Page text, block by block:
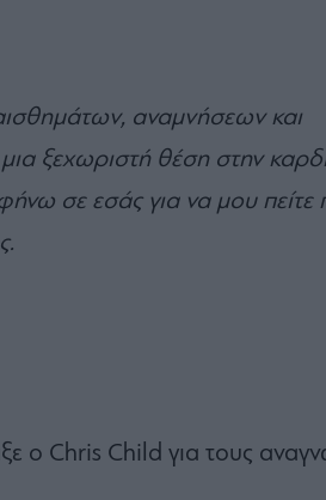
αναμνήσεων και
ξεχωριστή θέση στην
σε εσάς για να μου πείτε
ο Chris Child για τους